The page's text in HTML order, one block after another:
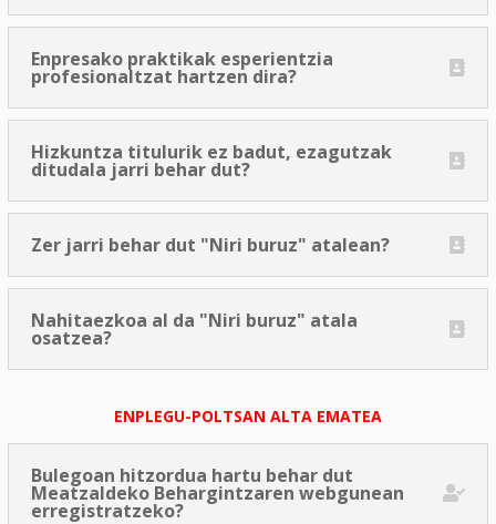
Enpresako praktikak esperientzia
profesionaltzat hartzen dira?
Hizkuntza titulurik ez badut, ezagutzak
ditudala jarri behar dut?
Zer jarri behar dut "Niri buruz" atalean?
Nahitaezkoa al da "Niri buruz" atala
osatzea?
ENPLEGU-POLTSAN ALTA EMATEA
Bulegoan hitzordua hartu behar dut
Meatzaldeko Behargintzaren webgunean
erregistratzeko?